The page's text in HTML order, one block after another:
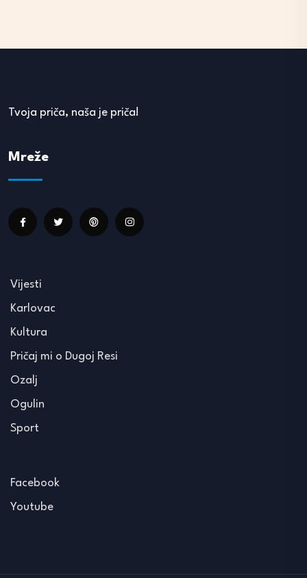
Tvoja priča, naša je priča!
Mreže
Vijesti
Karlovac
Kultura
Pričaj mi o Dugoj Resi
Ozalj
Ogulin
Sport
Facebook
Youtube